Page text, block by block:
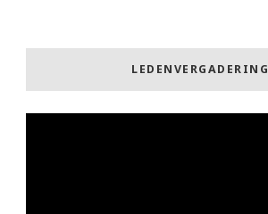
LEDENVERGADERING